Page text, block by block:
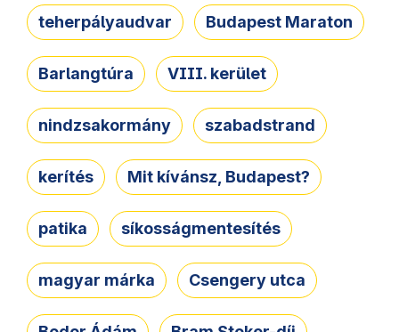
teherpályaudvar Budapest Maraton
Barlangtúra VIII. kerület
nindzsakormány szabadstrand
kerítés Mit kívánsz, Budapest?
patika síkosságmentesítés
magyar márka Csengery utca